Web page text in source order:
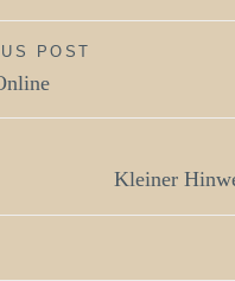
POST
Kleiner